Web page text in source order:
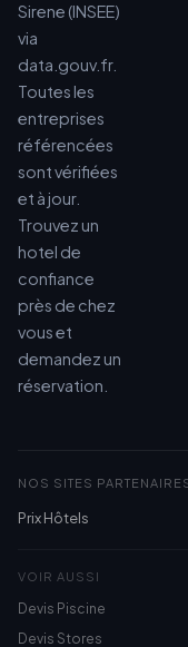
Sirene (INSEE)
via
data.gouv.fr.
Toutes les
entreprises
référencées
sont vérifiées
et à jour.
Trouvez un
hotel de
confiance
près de chez
vous et
demandez un
réservation.
NOS SITES
Prix Hôtels
VOIR AUSSI
Devis Piscine
Devis Stores